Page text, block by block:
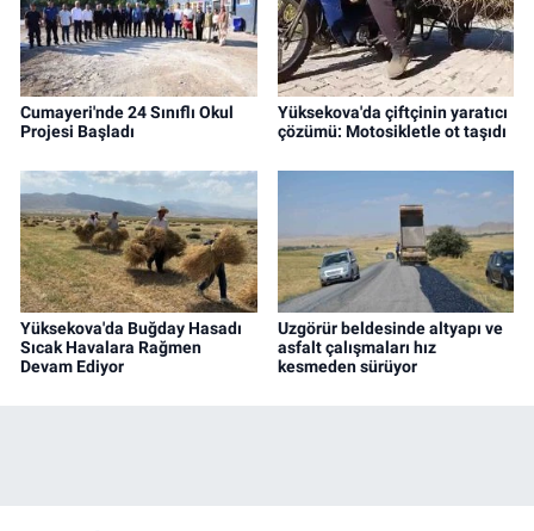
Cumayeri'nde 24 Sınıflı Okul
Projesi Başladı
Yüksekova'da çiftçinin yaratıcı
çözümü: Motosikletle ot taşıdı
Yüksekova'da Buğday Hasadı
Sıcak Havalara Rağmen
Devam Ediyor
Uzgörür beldesinde altyapı ve
asfalt çalışmaları hız
kesmeden sürüyor